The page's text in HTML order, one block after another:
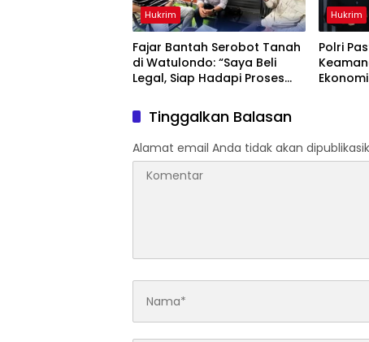
Hukrim
‎Fajar Bantah Serobot Tanah
di Watulondo: “Saya Beli
Legal, Siap Hadapi Proses
Hukrim
Polri
Tinggalkan Balasan
Alamat email Anda tidak akan